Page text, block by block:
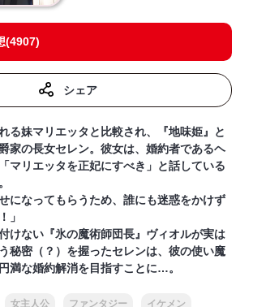
(4907)
シェア
る妹マリエッタと比較され、『地味姫』と
家の長女セレン。彼女は、婚約者であるヘ
マリエッタを正妃にすべき」と話している
になってもらうため、誰にも迷惑をかけず
」
けない『氷の魔術師団長』ヴィオルが実は
秘密（？）を握ったセレンは、彼の使い魔
満な婚約解消を目指すことに…。
女主人公 ファンタジー イケメン